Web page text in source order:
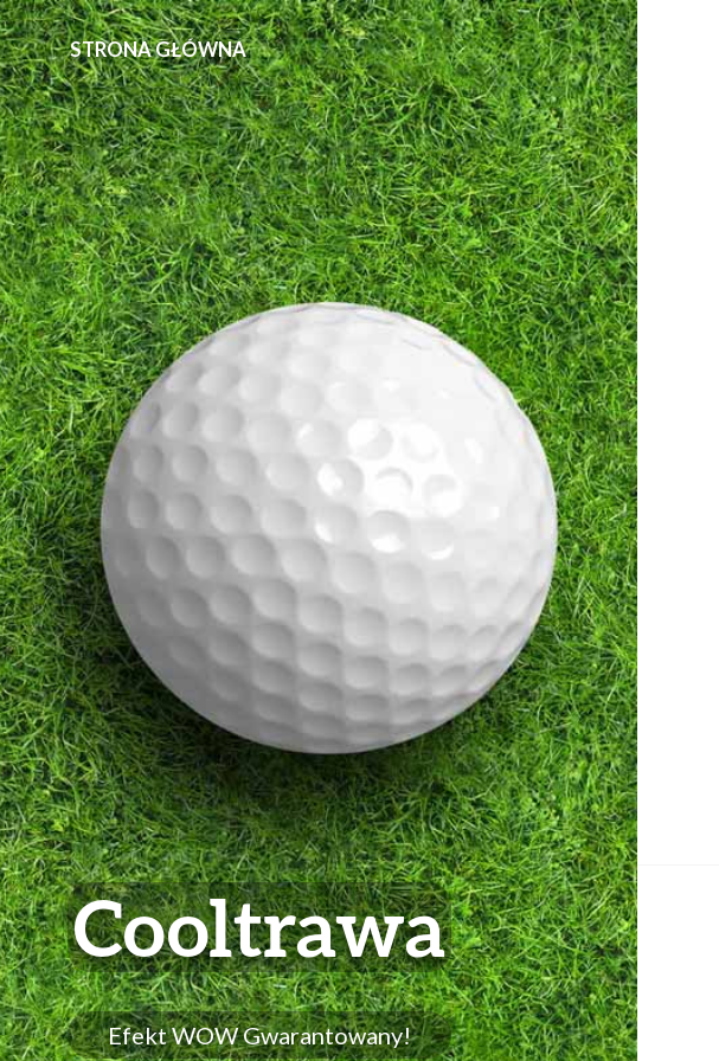
Cooltrawa
Efekt WOW Gwarantowany!
STRONA GŁÓWNA